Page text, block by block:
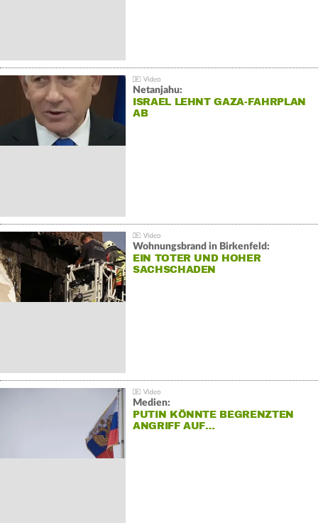
Netanjahu:
ISRAEL LEHNT GAZA-FAHRPLAN
AB
Wohnungsbrand in Birkenfeld:
EIN TOTER UND HOHER
SACHSCHADEN
Medien:
PUTIN KÖNNTE BEGRENZTEN
ANGRIFF AUF…